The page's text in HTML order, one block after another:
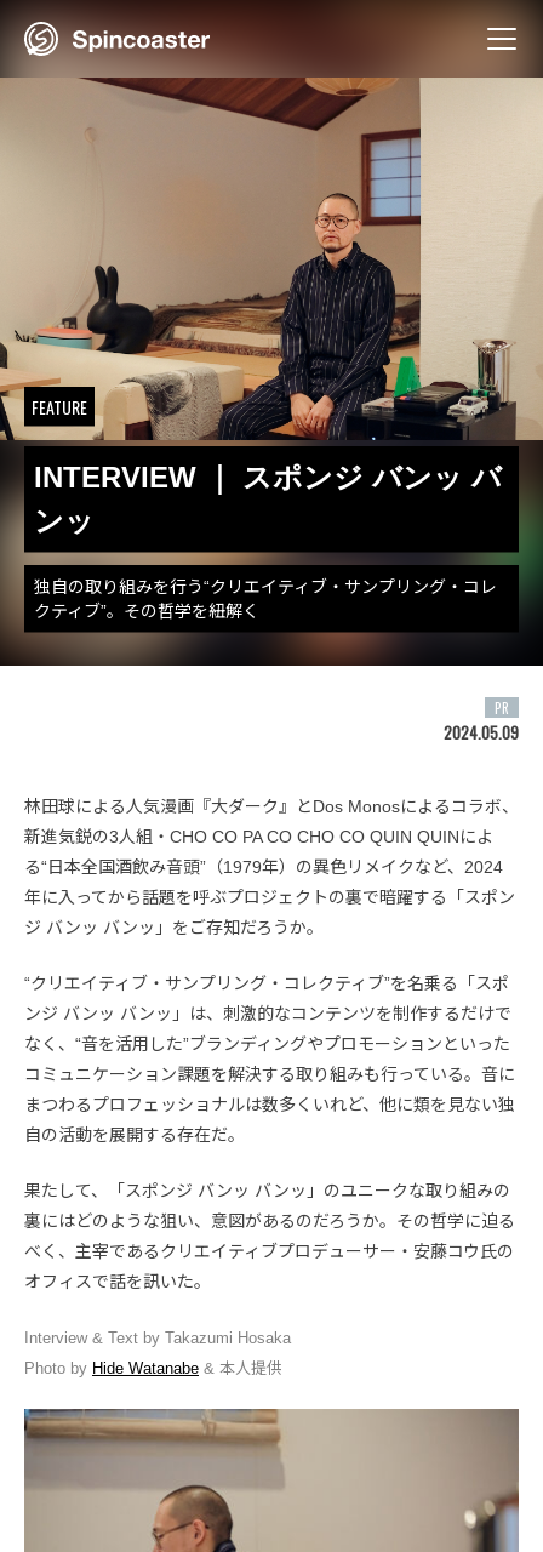
FEATURE
INTERVIEW ｜ スポンジ バンッ バ
ンッ
独自の取り組みを行う“クリエイティブ・サンプリング・コレ
クティブ”。その哲学を紐解く
PR
2024.05.09
林田球による人気漫画『大ダーク』とDos Monosによるコラボ、
新進気鋭の3人組・CHO CO PA CO CHO CO QUIN QUINによ
る“日本全国酒飲み音頭”（1979年）の異色リメイクなど、2024
年に入ってから話題を呼ぶプロジェクトの裏で暗躍する「スポン
ジ バンッ バンッ」をご存知だろうか。
“クリエイティブ・サンプリング・コレクティブ”を名乗る「スポ
ンジ バンッ バンッ」は、刺激的なコンテンツを制作するだけで
なく、“音を活用した”ブランディングやプロモーションといった
コミュニケーション課題を解決する取り組みも行っている。音に
まつわるプロフェッショナルは数多くいれど、他に類を見ない独
自の活動を展開する存在だ。
果たして、「スポンジ バンッ バンッ」のユニークな取り組みの
裏にはどのような狙い、意図があるのだろうか。その哲学に迫る
べく、主宰であるクリエイティブプロデューサー・安藤コウ氏の
オフィスで話を訊いた。
Interview & Text by Takazumi Hosaka
Photo by Hide Watanabe & 本人提供